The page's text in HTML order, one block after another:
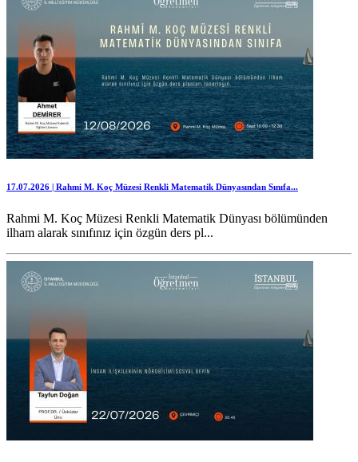
17.07.2026 | Rahmi M. Koç Müzesi Renkli Matematik Dünyasından Sınıfa...
Rahmi M. Koç Müzesi Renkli Matematik Dünyası bölümünden
ilham alarak sınıfınız için özgün ders pl...